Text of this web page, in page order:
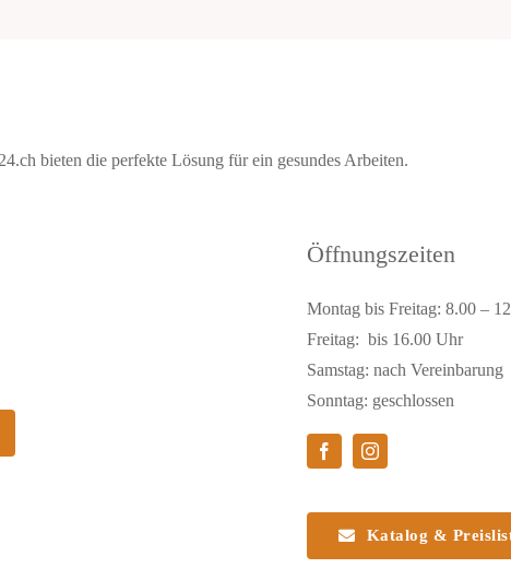
bieten die perfekte Lösung für ein gesundes Arbeiten.
Öffnungszeiten
Montag bis Freitag: 8.00 –
Freitag: bis 16.00 Uhr
Samstag: nach Vereinbarung
Sonntag: geschlossen
Katalog &